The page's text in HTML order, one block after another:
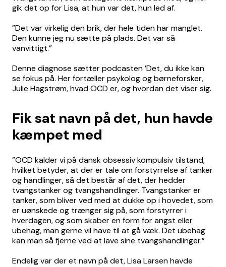
gik det op for Lisa, at hun var det, hun led af.
”Det var virkelig den brik, der hele tiden har manglet.
Den kunne jeg nu sætte på plads. Det var så
vanvittigt.”
Denne diagnose sætter podcasten ’Det, du ikke kan
se fokus på. Her fortæller psykolog og børneforsker,
Julie Hagstrøm, hvad OCD er, og hvordan det viser sig.
Fik sat navn på det, hun havde
kæmpet med
”OCD kalder vi på dansk obsessiv kompulsiv tilstand,
hvilket betyder, at der er tale om forstyrrelse af tanker
og handlinger, så det består af det, der hedder
tvangstanker og tvangshandlinger. Tvangstanker er
tanker, som bliver ved med at dukke op i hovedet, som
er uønskede og trænger sig på, som forstyrrer i
hverdagen, og som skaber en form for angst eller
ubehag, man gerne vil have til at gå væk. Det ubehag
kan man så fjerne ved at lave sine tvangshandlinger.”
Endelig var der et navn på det, Lisa Larsen havde